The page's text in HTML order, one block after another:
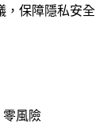
，保障隱私安全
零風險